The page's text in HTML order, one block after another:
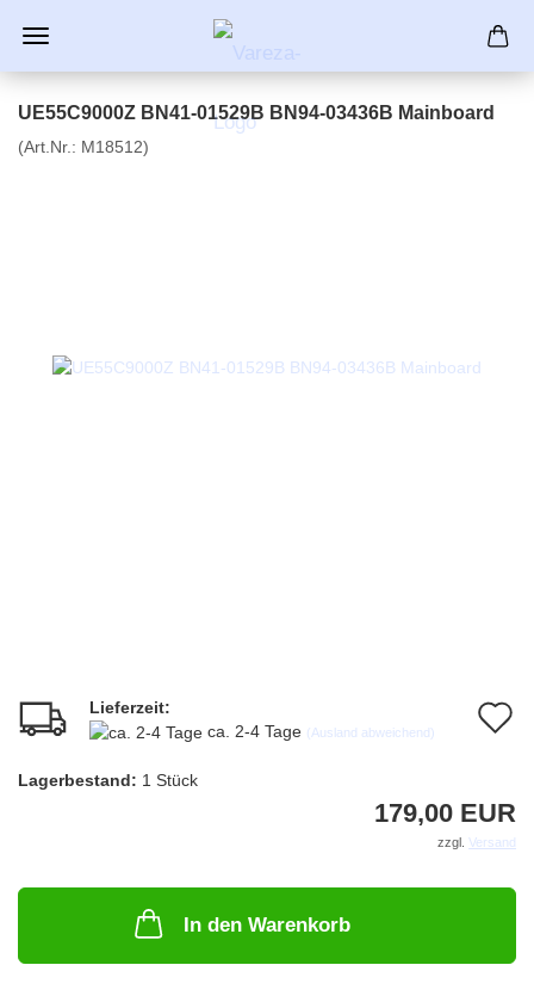
UE55C9000Z BN41-01529B BN94-03436B Mainboard
(Art.Nr.: M18512)
Lieferzeit:
ca. 2-4 Tage (Ausland abweichend)
Lagerbestand: 1 Stück
179,00 EUR
zzgl. Versand
In den Warenkorb